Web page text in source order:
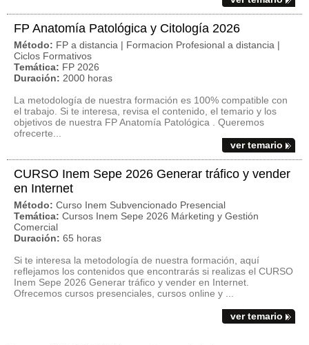
FP Anatomía Patológica y Citología 2026
Método: FP a distancia | Formacion Profesional a distancia |
Ciclos Formativos
Temática: FP 2026
Duración: 2000 horas
La metodología de nuestra formación es 100% compatible con
el trabajo. Si te interesa, revisa el contenido, el temario y los
objetivos de nuestra FP Anatomía Patológica . Queremos
ofrecerte...
ver temario
CURSO Inem Sepe 2026 Generar tráfico y vender
en Internet
Método: Curso Inem Subvencionado Presencial
Temática: Cursos Inem Sepe 2026 Márketing y Gestión
Comercial
Duración: 65 horas
Si te interesa la metodología de nuestra formación, aquí
reflejamos los contenidos que encontrarás si realizas el CURSO
Inem Sepe 2026 Generar tráfico y vender en Internet.
Ofrecemos cursos presenciales, cursos online y ...
ver temario